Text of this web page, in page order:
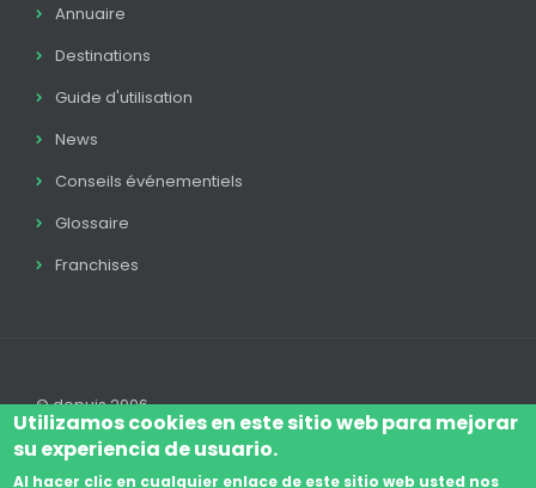
Annuaire
Destinations
Guide d'utilisation
News
Conseils événementiels
Glossaire
Franchises
© depuis 2006
Utilizamos cookies en este sitio web para mejorar
su experiencia de usuario.
Al hacer clic en cualquier enlace de este sitio web usted nos